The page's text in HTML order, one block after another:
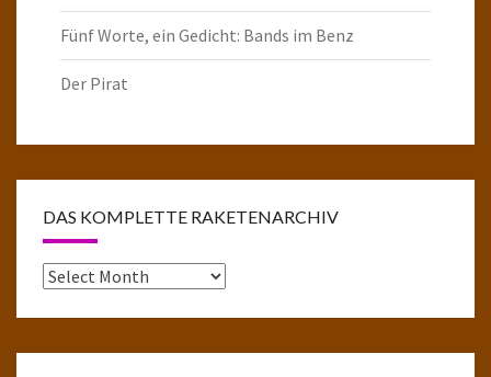
Fünf Worte, ein Gedicht: Bands im Benz
Der Pirat
DAS KOMPLETTE RAKETENARCHIV
Das